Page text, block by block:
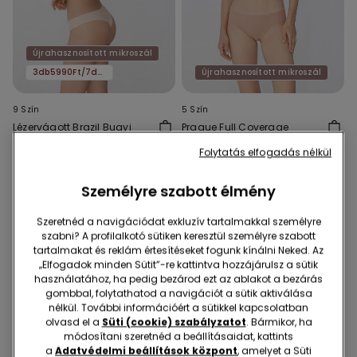
Újrahasznosított mikroszál
3db5990Ft/7db11590Ft
9 Szín
Lézervágott Brazil Bugyi
Újrahasznosított mikroszál
5 Szín
Prague Full Coverage
Újrahasznosított
7590 Ft
Személyre szabott élmény
Szeretnéd a navigációdat exkluzív tartalmakkal személyre
szabni? A profilalkotó sütiken keresztül személyre szabott
tartalmakat és reklám értesítéseket fogunk kínálni Neked. Az
„Elfogadok minden Sütit”-re kattintva hozzájárulsz a sütik
használatához, ha pedig bezárod ezt az ablakot a bezárás
gombbal, folytathatod a navigációt a sütik aktiválása
nélkül. További információért a sütikkel kapcsolatban
olvasd el a Süti (cookie) szabályzatot. Bármikor, ha
módosítani szeretnéd a beállításaidat, kattints
a Adatvédelmi beállítások központ, amelyet a Süti
Folytatás elfogadás nélkül